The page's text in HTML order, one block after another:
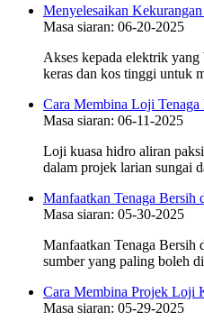
Menyelesaikan
Masa siaran: 06-20-2025
Akses kepada elektrik
keras dan kos tinggi untuk
Cara Membina Loji
Masa siaran: 06-11-2025
Loji kuasa hidro aliran
dalam projek larian sungai
Manfaatkan Tenaga Bersih
Masa siaran: 05-30-2025
Manfaatkan Tenaga Bersih
sumber yang paling boleh
Cara Membina Projek Loji
Masa siaran: 05-29-2025